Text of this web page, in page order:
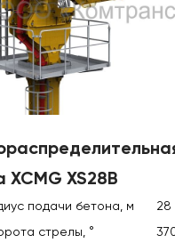
XCMG XS28B
подачи бетона, м
28
стрелы, °